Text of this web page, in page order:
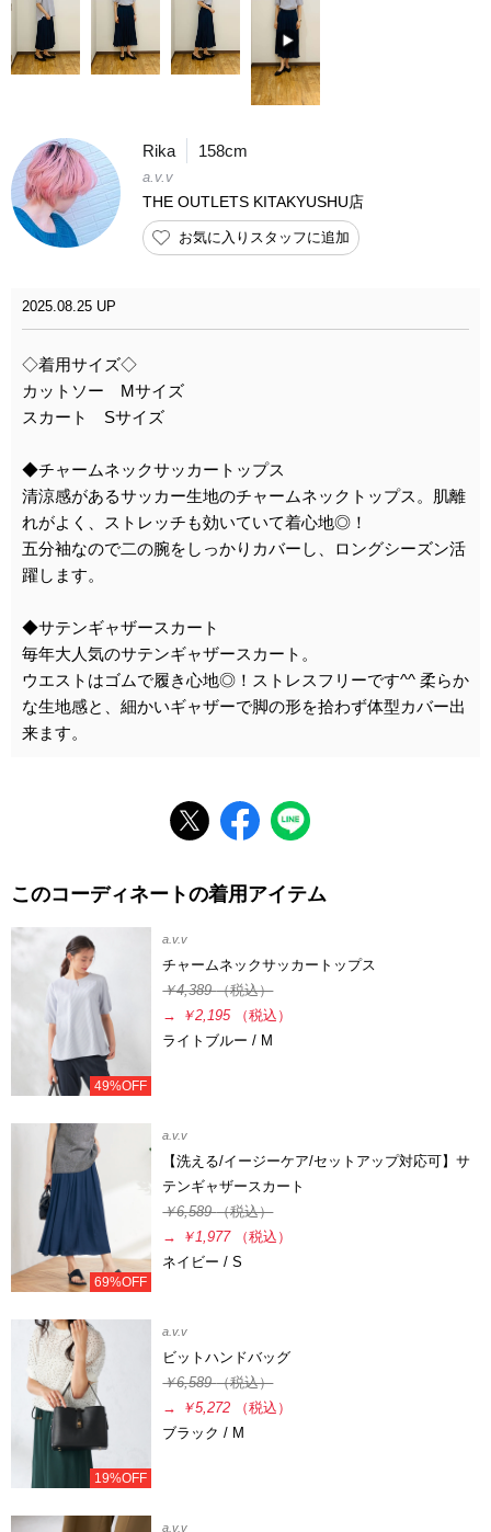
Rika 158cm
a.v.v
THE OUTLETS KITAKYUSHU店
お気に入りスタッフに追加
2025.08.25 UP
◇着用サイズ◇
カットソー Mサイズ
スカート Sサイズ
◆チャームネックサッカートップス
清涼感があるサッカー生地のチャームネックトップス。肌離
れがよく、ストレッチも効いていて着心地◎！
五分袖なので二の腕をしっかりカバーし、ロングシーズン活
躍します。
◆サテンギャザースカート
毎年大人気のサテンギャザースカート。
ウエストはゴムで履き心地◎！ストレスフリーです^^ 柔らか
な生地感と、細かいギャザーで脚の形を拾わず体型カバー出
来ます。
このコーディネートの着用アイテム
49%OFF
a.v.v
チャームネックサッカートップス
￥4,389（税込）
→
￥2,195
（税込）
ライトブルー / M
69%OFF
a.v.v
【洗える/イージーケア/セットアップ対応可】サ
テンギャザースカート
￥6,589（税込）
→
￥1,977
（税込）
ネイビー / S
19%OFF
a.v.v
ビットハンドバッグ
￥6,589（税込）
→
￥5,272
（税込）
ブラック / M
a.v.v